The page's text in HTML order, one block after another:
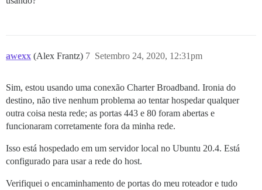
awexx (Alex Frantz) Setembro 24, 2020, 12:31pm
7
Sim, estou usando uma conexão Charter Broadband. Ironia do
destino, não tive nenhum problema ao tentar hospedar qualquer
outra coisa nesta rede; as portas 443 e 80 foram abertas e
funcionaram corretamente fora da minha rede.
Isso está hospedado em um servidor local no Ubuntu 20.4. Está
configurado para usar a rede do host.
Verifiquei o encaminhamento de portas do meu roteador e tudo